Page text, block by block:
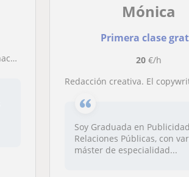
más
Mónica
Primera clase
20€/h
Redacción creativa. El copywritting que necesitas en tu
Soy Graduada en
Relaciones Públicas, con
máster de especialidad...